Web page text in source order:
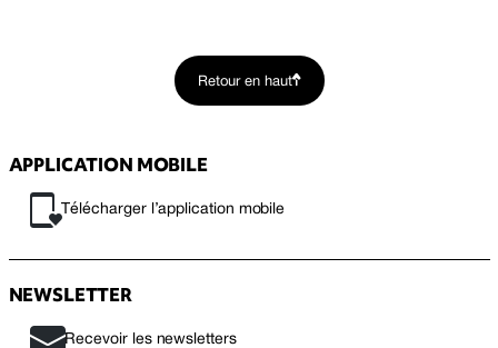
Retour en haut
APPLICATION MOBILE
Télécharger l’application mobile
NEWSLETTER
Recevoir les newsletters